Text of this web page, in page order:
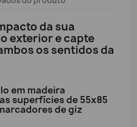
da sua
exterior e capte
os sentidos da
em madeira
superfícies de 55x85
de giz